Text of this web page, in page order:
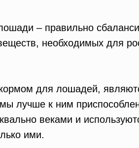
– правильно
необходимых для
для лошадей,
лучше к ним
веками и
ими.